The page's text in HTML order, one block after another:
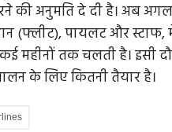
की अनुमति दे दी है। अब
(फ्लीट), पायलट और
कई महीनों तक चलती है। इसी
के लिए कितनी तैयार है।